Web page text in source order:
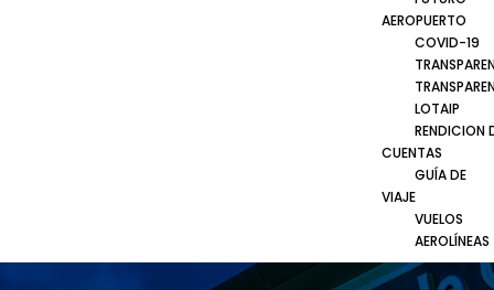
AEROPUERTO
COVID-19
LOTAIP
RENDICION
CUENTAS
GUÍA DE
VIAJE
VUELOS
AEROLÍNEAS